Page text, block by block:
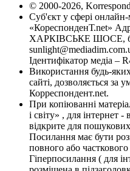
© 2000-2026,
Суб'єкт у сфері
«КореспонденТ.net»
ХАРКІВСЬКЕ ШОСЕ,
Ідентифікатор медіа –
Використання будь-
сайті, дозволяється за
Корреспондент.net.
При копіюванні
і світу» , для інтернет
відкрите для
Посилання має бути
повного або
Гіперпосилання ( для